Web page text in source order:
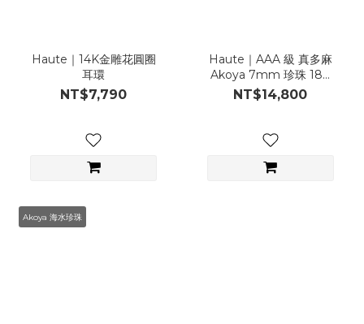
Haute｜14K金雕花圓圈
耳環
NT$7,790
Haute｜AAA 級 真多麻
Akoya 7mm 珍珠 18K
白金耳環
NT$14,800
Akoya 海水珍珠